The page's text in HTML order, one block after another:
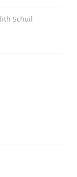
Schuil